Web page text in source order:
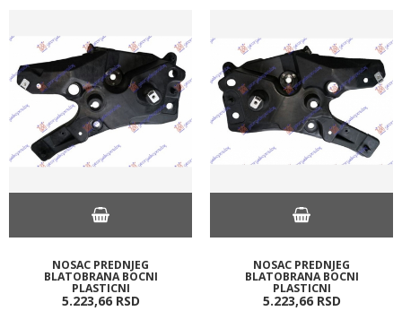
NOSAC PREDNJEG
BLATOBRANA BOCNI
PLASTICNI
5.223,66 RSD
NOSAC PREDNJEG
BLATOBRANA BOCNI
PLASTICNI
5.223,66 RSD